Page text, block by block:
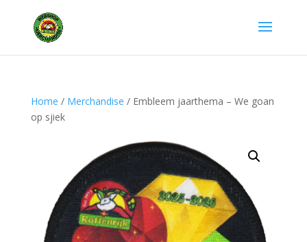
Home / Merchandise / Embleem jaarthema – We goan
op sjiek